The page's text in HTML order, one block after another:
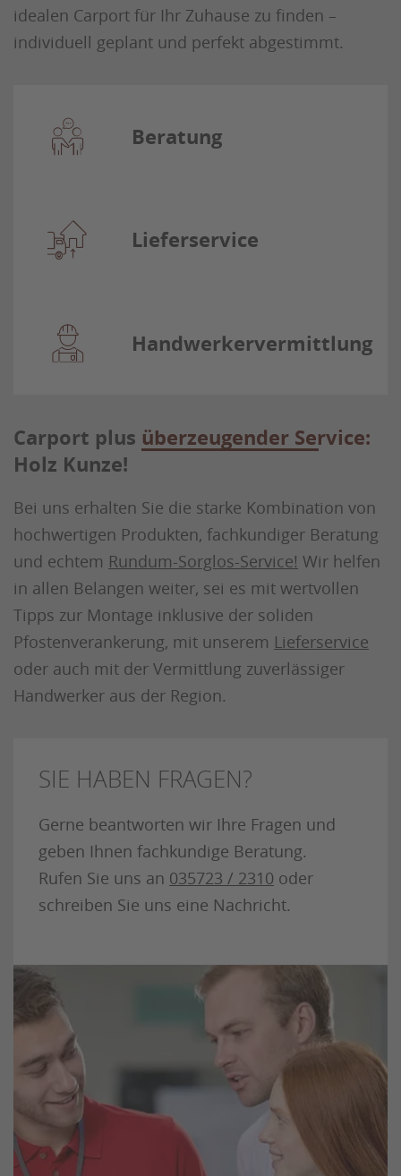
idealen Carport für Ihr Zuhause zu finden –
individuell geplant und perfekt abgestimmt.
Beratung
Lieferservice
Handwerkervermittlung
Carport plus überzeugender Service:
Holz Kunze!
Bei uns erhalten Sie die starke Kombination von
hochwertigen Produkten, fachkundiger Beratung
und echtem Rundum-Sorglos-Service! Wir helfen
in allen Belangen weiter, sei es mit wertvollen
Tipps zur Montage inklusive der soliden
Pfostenverankerung, mit unserem Lieferservice
oder auch mit der Vermittlung zuverlässiger
Handwerker aus der Region.
SIE HABEN FRAGEN?
Gerne beantworten wir Ihre Fragen und
geben Ihnen fachkundige Beratung.
Rufen Sie uns an 035723 / 2310 oder
schreiben Sie uns eine Nachricht.